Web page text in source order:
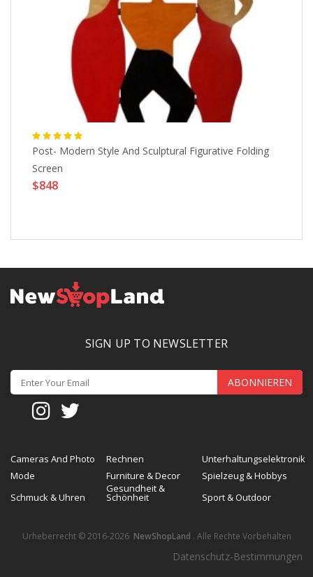
Post- Modern Style And Sculptural Figurative Folding
Screen
$848
SIGN UP TO NEWSLETTER
ABONNIEREN
Cameras And Photo Rechnen
Unterhaltungselektronik
Mode
Furniture & Decor
Spielzeug & Hobbys
Schmuck & Uhren
Gesundheit &
Schönheit Sport & Outdoor
Urheberrecht © 2016-2026 NewShopLand . Alle Rechte Vorbehalten
Datenschutz-Bestimmungen